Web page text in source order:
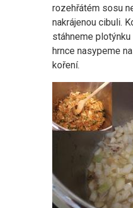
rozehřátém sosu
nakrájenou cibuli.
stáhneme
hrnce nasypeme
koření.